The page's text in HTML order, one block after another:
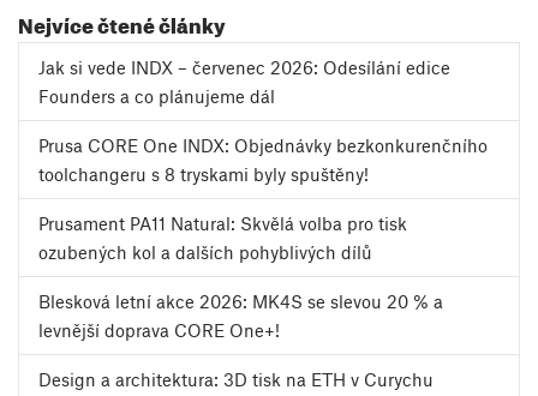
Nejvíce čtené články
Jak si vede INDX – červenec 2026: Odesílání edice
Founders a co plánujeme dál
Prusa CORE One INDX: Objednávky bezkonkurenčního
toolchangeru s 8 tryskami byly spuštěny!
Prusament PA11 Natural: Skvělá volba pro tisk
ozubených kol a dalších pohyblivých dílů
Blesková letní akce 2026: MK4S se slevou 20 % a
levnější doprava CORE One+!
Design a architektura: 3D tisk na ETH v Curychu